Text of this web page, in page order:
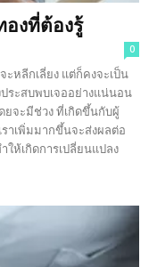
องที่ต้องรู้
0
หลีกเลี่ยง แต่ก็คงจะเป็น
ระสบพบเจออย่างแน่นอน
ยจะมีช่วง ที่เกิดขึ้นกับผู้
าเพิ่มมากขึ้นจะส่งผลต่อ
ให้เกิดการเปลี่ยนแปลง